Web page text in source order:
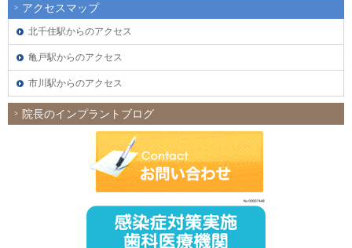
アクセスマップ
北千住駅からのアクセス
亀戸駅からのアクセス
市川駅からのアクセス
院長のインプラントブログ